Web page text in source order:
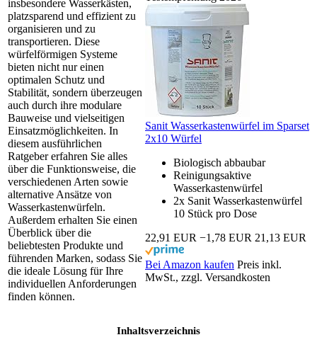
insbesondere Wasserkästen,
platzsparend und effizient zu
organisieren und zu
transportieren. Diese
würfelförmigen Systeme
bieten nicht nur einen
optimalen Schutz und
Stabilität, sondern überzeugen
auch durch ihre modulare
Bauweise und vielseitigen
Einsatzmöglichkeiten. In
diesem ausführlichen
Ratgeber erfahren Sie alles
über die Funktionsweise, die
verschiedenen Arten sowie
alternative Ansätze von
Wasserkastenwürfeln.
Außerdem erhalten Sie einen
Überblick über die
beliebtesten Produkte und
führenden Marken, sodass Sie
die ideale Lösung für Ihre
individuellen Anforderungen
finden können.
Sanit Wasserkastenwürfel im Sparset
2x10 Würfel
Biologisch abbaubar
Reinigungsaktive
Wasserkastenwürfel
2x Sanit Wasserkastenwürfel
10 Stück pro Dose
22,91 EUR −1,78 EUR 21,13 EUR
Bei Amazon kaufen Preis inkl.
MwSt., zzgl. Versandkosten
Inhaltsverzeichnis